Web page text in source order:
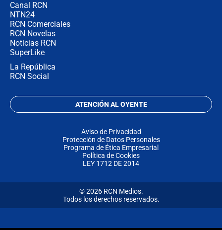
Canal RCN
NTN24
RCN Comerciales
RCN Novelas
Noticias RCN
SuperLike
La República
RCN Social
ATENCIÓN AL OYENTE
Aviso de Privacidad
Protección de Datos Personales
Programa de Ética Empresarial
Política de Cookies
LEY 1712 DE 2014
© 2026 RCN Medios.
Todos los derechos reservados.